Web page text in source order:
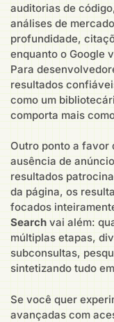
auditorias de
análises de
profundidade,
enquanto o Google
Para
resultados
como um
comporta mais
Outro ponto a favor
ausência de
resultados
da página, os
focados
Search vai além:
múltiplas etapas,
subconsultas,
sintetizando tudo
Se você quer
avançadas com